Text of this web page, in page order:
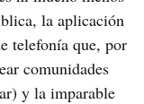
la aplicación
telefonía que, por
comunidades
y la imparable